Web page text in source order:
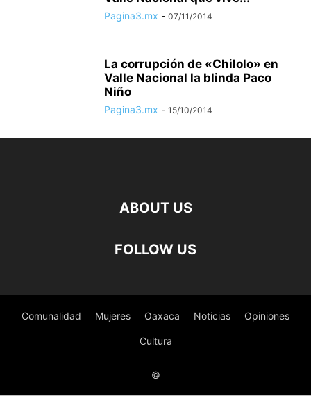
Pagina3.mx - 07/11/2014
La corrupción de «Chilolo» en
Valle Nacional la blinda Paco
Niño
Pagina3.mx - 15/10/2014
ABOUT US
FOLLOW US
Comunalidad Mujeres Oaxaca Noticias Opiniones
Cultura
©